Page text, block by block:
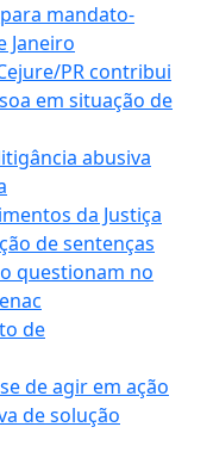
mandato-
Janeiro
PR contribui
em situação de
abusiva
da Justiça
de sentenças
questionam no
de
de agir em ação
de solução